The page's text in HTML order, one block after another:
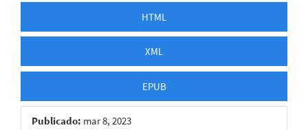
HTML
XML
EPUB
Publicado: mar 8, 2023